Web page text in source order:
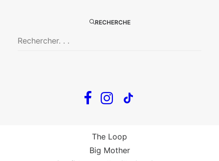
RECHERCHE
Big Mother
Le goût de la framboise
En tournée
The Loop
Big Mother